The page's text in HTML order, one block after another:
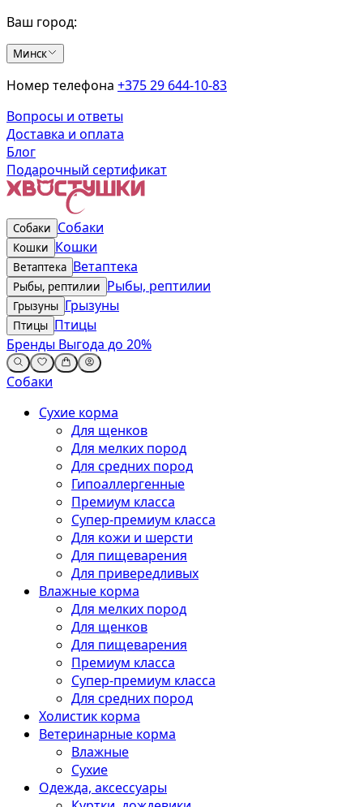
Ваш город:
Минск
Номер телефона +375 29 644-10-83
Вопросы и ответы
Доставка и оплата
Блог
Подарочный сертификат
Собаки Собаки
Кошки Кошки
Ветаптека Ветаптека
Рыбы, рептилии Рыбы, рептилии
Грызуны Грызуны
Птицы Птицы
Бренды Выгода до 20%
Собаки
Сухие корма
Для щенков
Для мелких пород
Для средних пород
Гипоаллергенные
Премиум класса
Супер-премиум класса
Для кожи и шерсти
Для пищеварения
Для привередливых
Влажные корма
Для мелких пород
Для щенков
Для пищеварения
Премиум класса
Супер-премиум класса
Для средних пород
Холистик корма
Ветеринарные корма
Влажные
Сухие
Одежда, аксессуары